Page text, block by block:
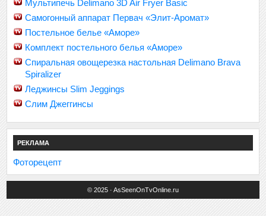
Мультипечь Delimano 3D Air Fryer Basic
Самогонный аппарат Первач «Элит-Аромат»
Постельное белье «Аморе»
Комплект постельного белья «Аморе»
Спиральная овощерезка настольная Delimano Brava
Spiralizer
Леджинсы Slim Jeggings
Слим Джеггинсы
РЕКЛАМА
Фоторецепт
© 2025 · AsSeenOnTvOnline.ru